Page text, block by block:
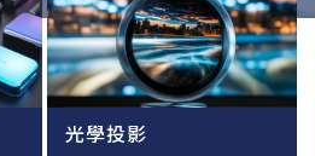
光學投影